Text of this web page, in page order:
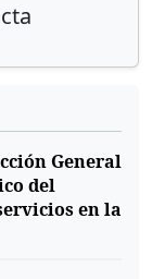
General
del
en la